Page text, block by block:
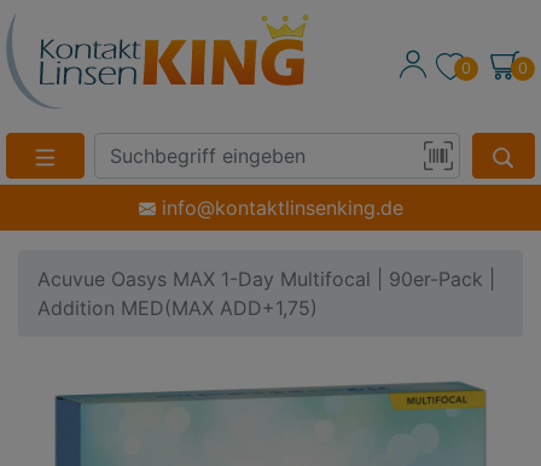
Suche
Eingabefeld
Produktsuche
Scan
0 0
info@kontaktlinsenking.de
Acuvue Oasys MAX 1-Day Multifocal | 90er-Pack |
Addition MED(MAX ADD+1,75)